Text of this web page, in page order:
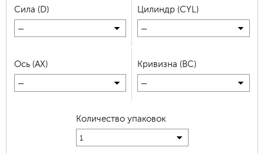
Сила (D)
—
Цилиндр (CYL)
—
Ось (AX)
—
Кривизна (BC)
—
Количество упаковок
1